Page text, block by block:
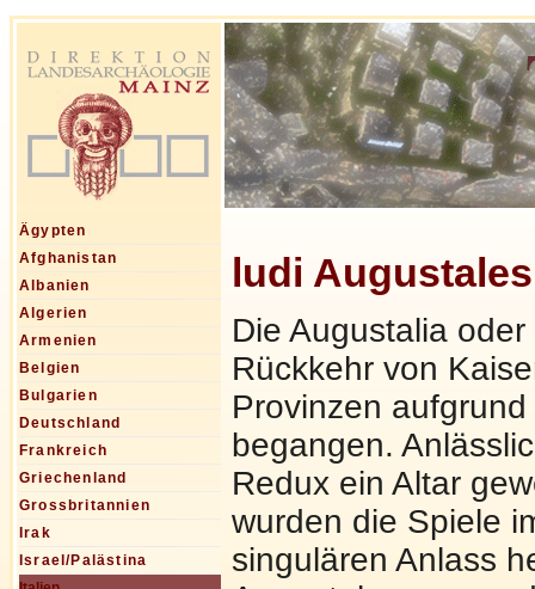
Ägypten
Afghanistan
Albanien
Algerien
Armenien
Belgien
Bulgarien
Deutschland
Frankreich
Griechenland
Grossbritannien
Irak
Israel/Palästina
ludi Augustales
Die Augustalia
Rückkehr von
Provinzen
begangen.
Redux ein Altar
wurden die Spiele
singulären Anlass